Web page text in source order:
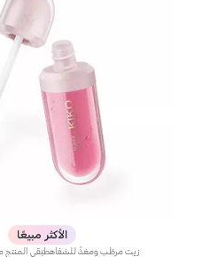
الأكثر مبيعًا